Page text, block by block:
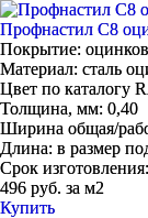
Профнастил С8
Покрытие:
Материал: сталь
Цвет по каталогу
Толщина, мм: 0,40
Ширина общая/
Длина: в размер
Срок изготовления:
496 руб. за м2
Купить